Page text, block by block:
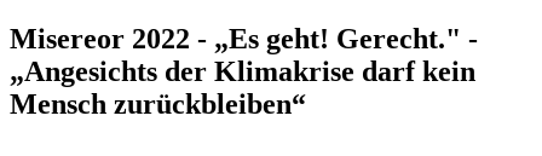
Misereor 2022 - „Es geht! Gerecht." -
„Angesichts der Klimakrise darf kein
Mensch zurückbleiben“